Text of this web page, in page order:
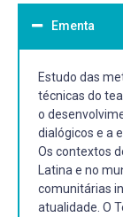
Ementa
Estudo das
técnicas do
o
dialógicos e a
Os contextos
Latina e no
comunitárias
atualidade. O